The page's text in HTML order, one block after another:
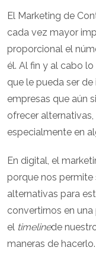
El Marketing de
cada vez mayor
proporcional el
él. Al fin y al cabo
que le pueda ser
empresas que aún
ofrecer
especialmente en
En digital, el
porque nos permite
alternativas para
convertirnos en
el timelinede
maneras de hacerlo.